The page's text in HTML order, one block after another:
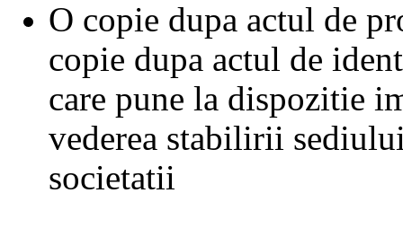
O copie dupa actul de
copie dupa actul de
care pune la dispozitie
vederea stabilirii
societatii